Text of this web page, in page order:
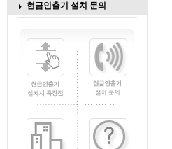
현금인출기 설치 문의